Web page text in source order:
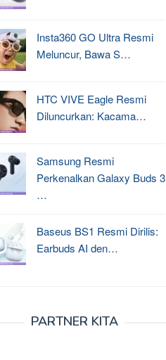
Insta360 GO Ultra Resmi
Meluncur, Bawa S…
HTC VIVE Eagle Resmi
Diluncurkan: Kacama…
Samsung Resmi
Perkenalkan Galaxy Buds 3
…
Baseus BS1 Resmi Dirilis:
Earbuds AI den…
PARTNER KITA